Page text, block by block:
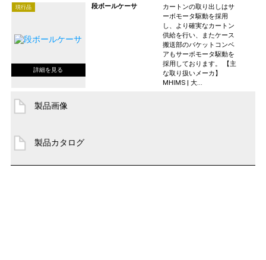
現行品 段ボールケーサ
カートンの取り出しはサ
ーボモータ駆動を採用
し、より確実なカートン
供給を行い、またケース
搬送部のバケットコンベ
アもサーボモータ駆動を
採用しております。 【主
な取り扱いメーカ】
MHIMS | 大...
製品画像
製品カタログ